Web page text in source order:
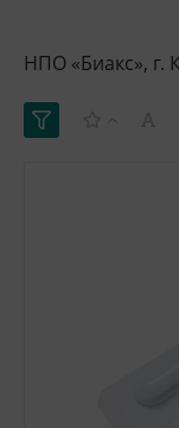
НПО «Биакс», г.